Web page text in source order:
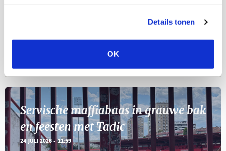
Details tonen
OK
Servische maffiabaas in grauwe bak
en feesten met Tadic
24 JULI 2026 - 11:59